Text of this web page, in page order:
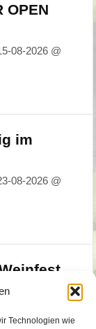
Technologien wie
OPEN
08-2026 @
im
08-2026 @
09-2026 @